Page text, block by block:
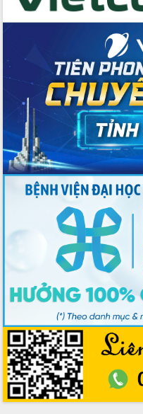
Bệnh án điện tử thúc đẩy chuyển đổi
số y tế tại Đắk Lắk
Chuyển đổi số thư viện: Mở rộng
không gian tri thức trong thời đại số
Đánh giá, rút kinh nghiệm công tác
chức diễn tập trước ngày bầu cử
Chương trình “Gặp gỡ hữu nghị –
Friendship Meeting New Year 2026”
Bầu cử Quốc hội và HĐND: Cử tri
Lắk gửi gắm niềm tin, kỳ vọng vào lá
phiếu
Đắk Lắk sẵn sàng các điều kiện cho
Ngày hội bầu cử đại biểu Quốc hội
khóa XVI và HĐND các cấp nhiệm kỳ
Đảm bảo cuộc bầu cử đại biểu Quốc
hội và đại biểu HĐND các cấp diễn ra
an toàn, hiệu quả, đúng quy định
Thủ tướng Chính phủ Phạm Minh
kiểm tra, chỉ đạo hoàn thành các dự
án cao tốc và thăm khu tái định cư
Đắk Lắk
Sôi nổi Hội đua ngựa truyền thống
Thì Thùng mừng Xuân Bính Ngọ 2026
Lãnh đạo tỉnh dâng hương tưởng
tại Đập Đồng Cam đầu Xuân Bính Ngọ